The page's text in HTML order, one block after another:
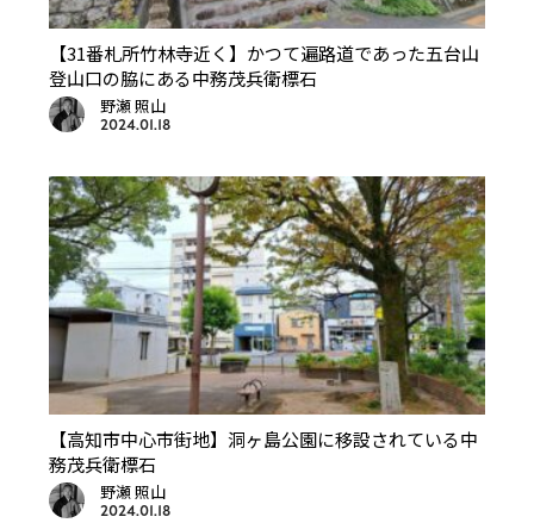
【31番札所竹林寺近く】かつて遍路道であった五台山
登山口の脇にある中務茂兵衛標石
野瀬 照山
2024.01.18
【高知市中心市街地】洞ヶ島公園に移設されている中
務茂兵衛標石
野瀬 照山
2024.01.18